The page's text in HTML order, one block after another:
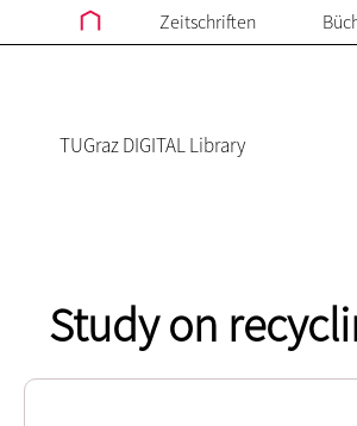
Zeitschriften
TUGraz DIGITAL Library
Study on